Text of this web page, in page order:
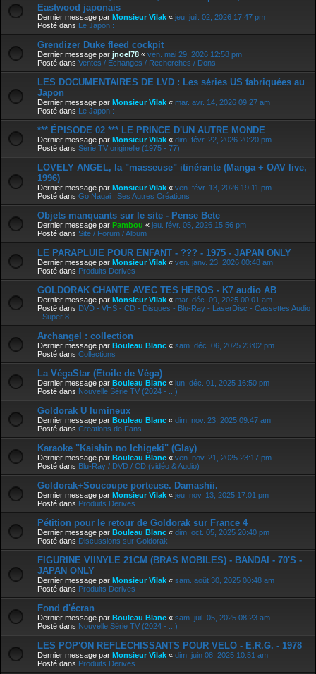
Eastwood japonais
Dernier message par Monsieur Vilak « jeu. juil. 02, 2026 17:47 pm
Posté dans Le Japon :
Grendizer Duke fleed cockpit
Dernier message par jnoel78 « ven. mai 29, 2026 12:58 pm
Posté dans Ventes / Echanges / Recherches / Dons
LES DOCUMENTAIRES DE LVD : Les séries US fabriquées au
Japon
Dernier message par Monsieur Vilak « mar. avr. 14, 2026 09:27 am
Posté dans Le Japon :
*** ÉPISODE 02 *** LE PRINCE D'UN AUTRE MONDE
Dernier message par Monsieur Vilak « dim. févr. 22, 2026 20:20 pm
Posté dans Série TV originelle (1975 - 77)
LOVELY ANGEL, la "masseuse" itinérante (Manga + OAV live,
1996)
Dernier message par Monsieur Vilak « ven. févr. 13, 2026 19:11 pm
Posté dans Go Nagai : Ses Autres Créations
Objets manquants sur le site - Pense Bete
Dernier message par Pambou « jeu. févr. 05, 2026 15:56 pm
Posté dans Site / Forum / Album
LE PARAPLUIE POUR ENFANT - ??? - 1975 - JAPAN ONLY
Dernier message par Monsieur Vilak « ven. janv. 23, 2026 00:48 am
Posté dans Produits Derives
GOLDORAK CHANTE AVEC TES HEROS - K7 audio AB
Dernier message par Monsieur Vilak « mar. déc. 09, 2025 00:01 am
Posté dans DVD - VHS - CD - Disques - Blu-Ray - LaserDisc - Cassettes Audio
- Super 8
Archangel : collection
Dernier message par Bouleau Blanc « sam. déc. 06, 2025 23:02 pm
Posté dans Collections
La VégaStar (Etoile de Véga)
Dernier message par Bouleau Blanc « lun. déc. 01, 2025 16:50 pm
Posté dans Nouvelle Série TV (2024 - ...)
Goldorak U lumineux
Dernier message par Bouleau Blanc « dim. nov. 23, 2025 09:47 am
Posté dans Creations de Fans
Karaoke "Kaishin no Ichigeki" (Glay)
Dernier message par Bouleau Blanc « ven. nov. 21, 2025 23:17 pm
Posté dans Blu-Ray / DVD / CD (vidéo & Audio)
Goldorak+Soucoupe porteuse. Damashii.
Dernier message par Monsieur Vilak « jeu. nov. 13, 2025 17:01 pm
Posté dans Produits Derives
Pétition pour le retour de Goldorak sur France 4
Dernier message par Bouleau Blanc « dim. oct. 05, 2025 20:40 pm
Posté dans Discussions sur Goldorak
FIGURINE VIINYLE 21CM (BRAS MOBILES) - BANDAI - 70'S -
JAPAN ONLY
Dernier message par Monsieur Vilak « sam. août 30, 2025 00:48 am
Posté dans Produits Derives
Fond d'écran
Dernier message par Bouleau Blanc « sam. juil. 05, 2025 08:23 am
Posté dans Nouvelle Série TV (2024 - ...)
LES POP'ON REFLECHISSANTS POUR VELO - E.R.G. - 1978
Dernier message par Monsieur Vilak « dim. juin 08, 2025 10:51 am
Posté dans Produits Derives